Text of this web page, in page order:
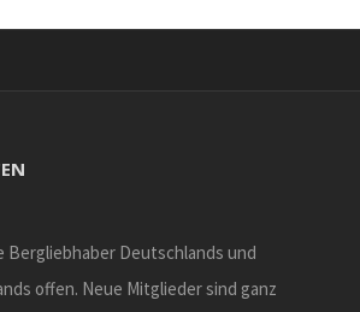
Bergliebhaber Deutschlands und
offen. Neue Mitglieder sind ganz